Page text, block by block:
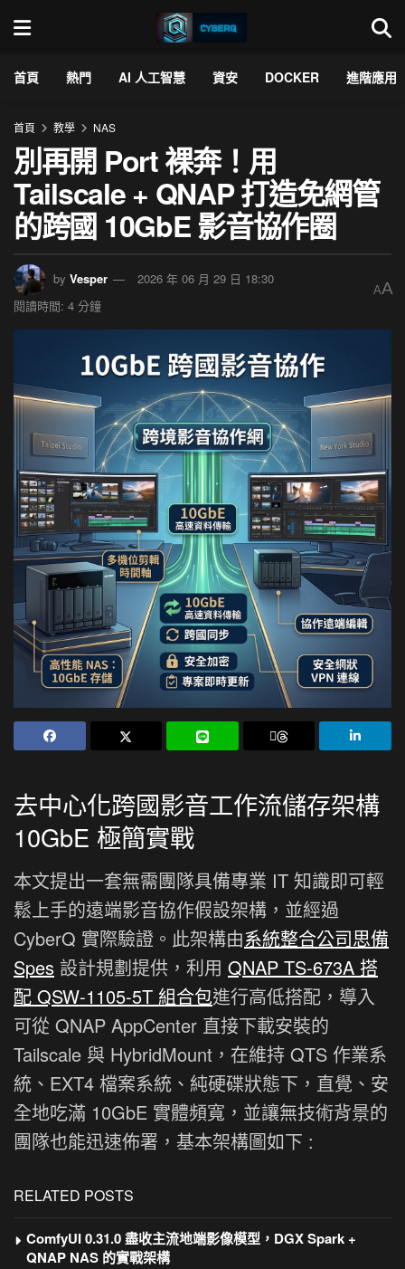
首頁 熱門 AI 人工智慧 資安 DOCKER 進階應用
首頁 教學 NAS
別再開 Port 裸奔！用
Tailscale + QNAP 打造免網管
的跨國 10GbE 影音協作圈
by Vesper
2026 年 06 月 29 日 18:30
閱讀時間: 4 分鐘
AA
去中心化跨國影音工作流儲存架構
10GbE 極簡實戰
本文提出一套無需團隊具備專業 IT 知識即可輕
鬆上手的遠端影音協作假設架構，並經過
CyberQ 實際驗證。此架構由系統整合公司思備
Spes 設計規劃提供，利用 QNAP TS-673A 搭
配 QSW-1105-5T 組合包進行高低搭配，導入
可從 QNAP AppCenter 直接下載安裝的
Tailscale 與 HybridMount，在維持 QTS 作業系
統、EXT4 檔案系統、純硬碟狀態下，直覺、安
全地吃滿 10GbE 實體頻寬，並讓無技術背景的
團隊也能迅速佈署，基本架構圖如下 :
RELATED POSTS
ComfyUI 0.31.0 盡收主流地端影像模型，DGX Spark +
QNAP NAS 的實戰架構